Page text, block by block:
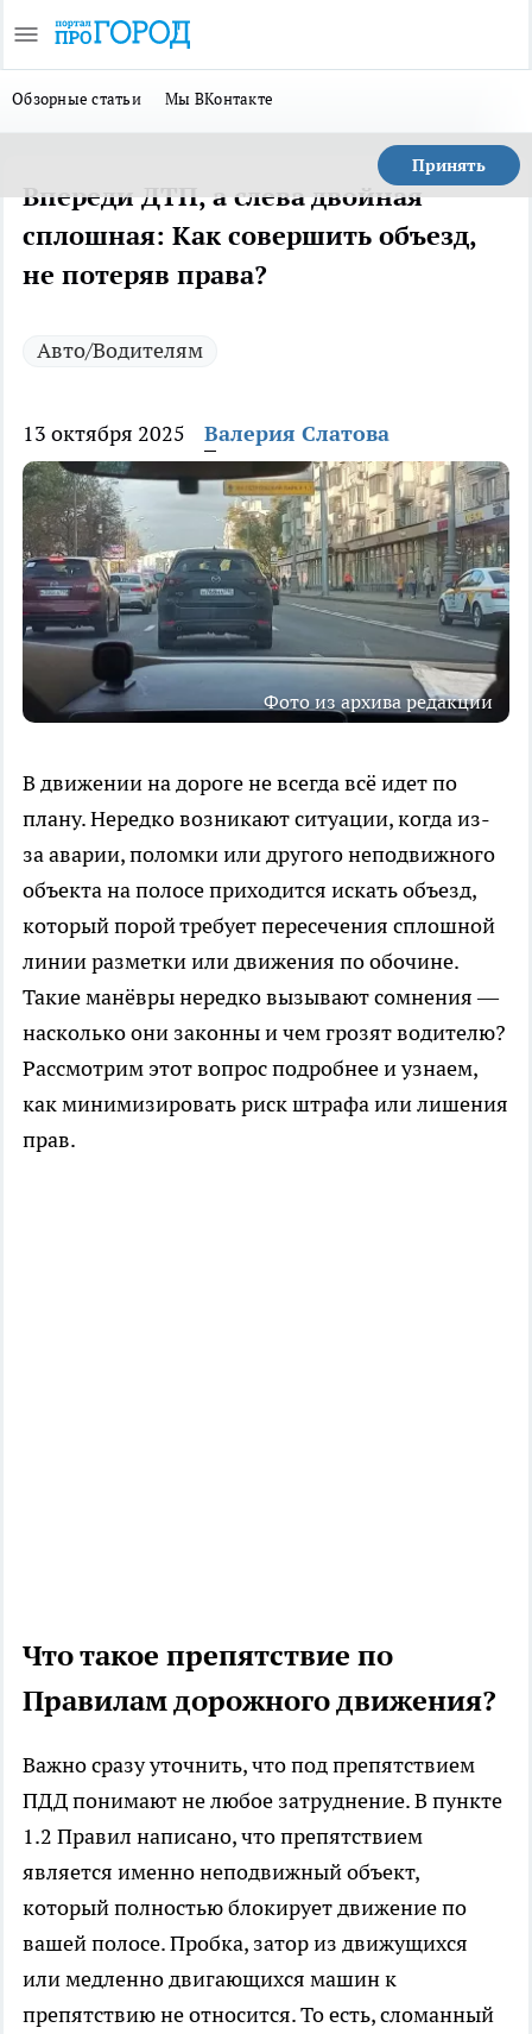
Обзорные статьи Мы ВКонтакте
Принять
Впереди ДТП, а слева двойная
сплошная: Как совершить объезд,
не потеряв права?
Авто/Водителям
13 октября 2025 Валерия Слатова
Фото из архива редакции
В движении на дороге не всегда всё идет по
плану. Нередко возникают ситуации, когда из-
за аварии, поломки или другого неподвижного
объекта на полосе приходится искать объезд,
который порой требует пересечения сплошной
линии разметки или движения по обочине.
Такие манёвры нередко вызывают сомнения —
насколько они законны и чем грозят водителю?
Рассмотрим этот вопрос подробнее и узнаем,
как минимизировать риск штрафа или лишения
прав.
Что такое препятствие по
Правилам дорожного движения?
Важно сразу уточнить, что под препятствием
ПДД понимают не любое затруднение. В пункте
1.2 Правил написано, что препятствием
является именно неподвижный объект,
который полностью блокирует движение по
вашей полосе. Пробка, затор из движущихся
или медленно двигающихся машин к
препятствию не относится. То есть, сломанный